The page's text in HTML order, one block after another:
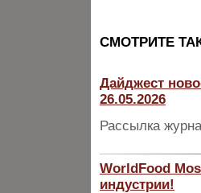
CМОТРИТЕ
Дайджест
26.05.2026
Рассылка
WorldFood
индустрии!